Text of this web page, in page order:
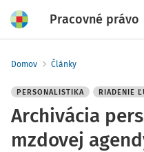
Pracovné právo
Domov Články
PERSONALISTIKA RIADENIE
Archivácia
mzdovej